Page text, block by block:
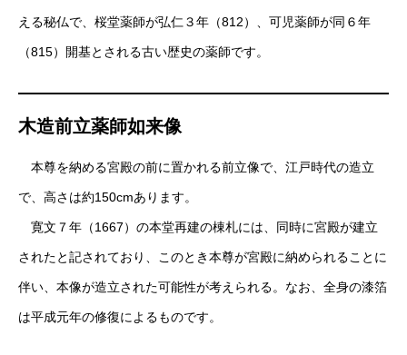
える秘仏で、桜堂薬師が弘仁３年（812）、可児薬師が同６年
（815）開基とされる古い歴史の薬師です。
木造前立薬師如来像
本尊を納める宮殿の前に置かれる前立像で、江戸時代の造立
で、高さは約150cmあります。
寛文７年（1667）の本堂再建の棟札には、同時に宮殿が建立
されたと記されており、このとき本尊が宮殿に納められることに
伴い、本像が造立された可能性が考えられる。なお、全身の漆箔
は平成元年の修復によるものです。